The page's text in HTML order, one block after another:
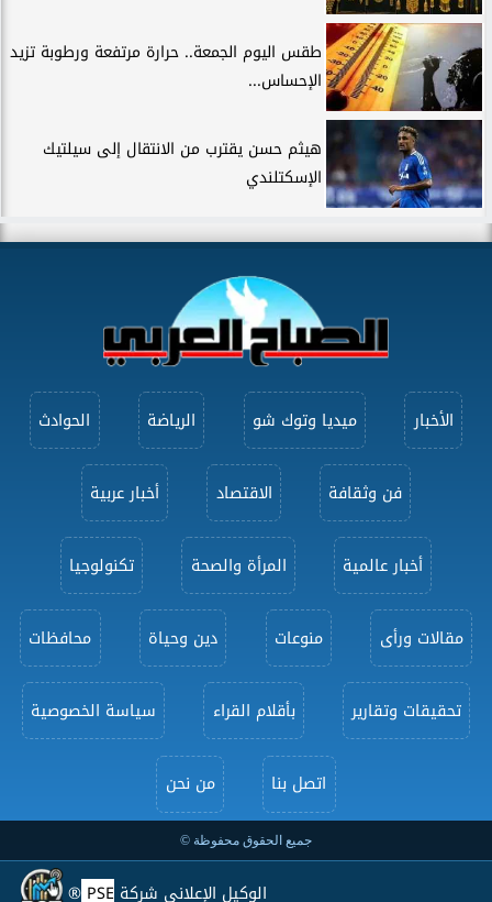
طقس اليوم الجمعة.. حرارة مرتفعة ورطوبة تزيد
الإحساس...
هيثم حسن يقترب من الانتقال إلى سيلتيك
الإسكتلندي
الأخبار ميديا وتوك شو الرياضة الحوادث
فن وثقافة الاقتصاد أخبار عربية
أخبار عالمية المرأة والصحة تكنولوجيا
مقالات ورأى منوعات دين وحياة محافظات
تحقيقات وتقارير بأقلام القراء سياسة الخصوصية
اتصل بنا من نحن
جميع الحقوق محفوظة ©
الوكيل الإعلاني شركة PSE
®